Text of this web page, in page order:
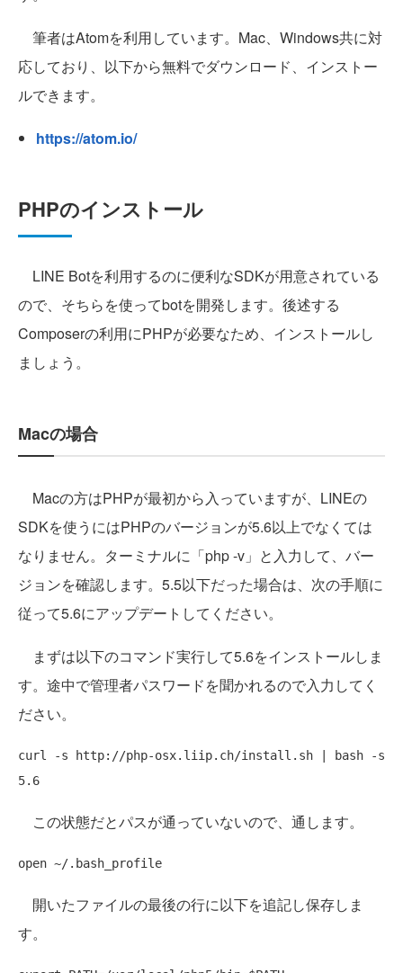
筆者はAtomを利用しています。Mac、Windows共に対
応しており、以下から無料でダウンロード、インストー
ルできます。
https://atom.io/
PHPのインストール
LINE Botを利用するのに便利なSDKが用意されている
ので、そちらを使ってbotを開発します。後述する
Composerの利用にPHPが必要なため、インストールし
ましょう。
Macの場合
Macの方はPHPが最初から入っていますが、LINEの
SDKを使うにはPHPのバージョンが5.6以上でなくては
なりません。ターミナルに「php -v」と入力して、バー
ジョンを確認します。5.5以下だった場合は、次の手順に
従って5.6にアップデートしてください。
まずは以下のコマンド実行して5.6をインストールしま
す。途中で管理者パスワードを聞かれるので入力してく
ださい。
curl -s http://php-osx.liip.ch/install.sh | bash -s
この状態だとパスが通っていないので、通します。
開いたファイルの最後の行に以下を追記し保存しま
す。